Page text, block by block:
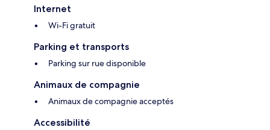
Internet
Wi-Fi gratuit
Parking et transports
Parking sur rue disponible
Animaux de compagnie
Animaux de compagnie acceptés
Accessibilité